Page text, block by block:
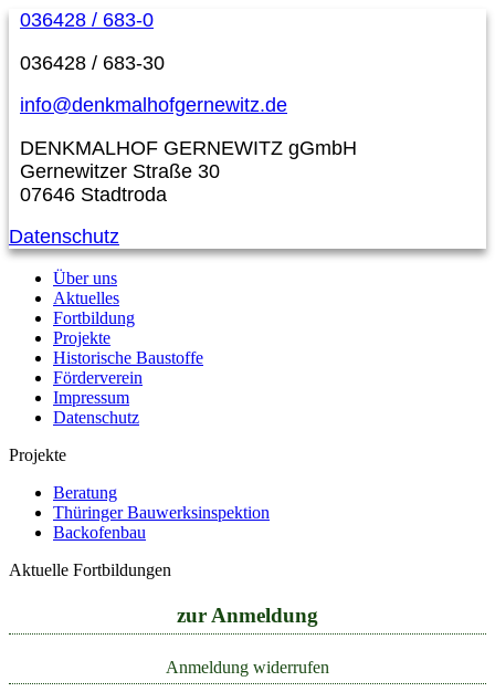
036428 / 683-0
036428 / 683-30
info@denkmalhofgernewitz.de
DENKMALHOF GERNEWITZ gGmbH
Gernewitzer Straße 30
07646 Stadtroda
Datenschutz
Über uns
Aktuelles
Fortbildung
Projekte
Historische Baustoffe
Förderverein
Impressum
Datenschutz
Projekte
Beratung
Thüringer Bauwerksinspektion
Backofenbau
Aktuelle Fortbildungen
zur Anmeldung
Anmeldung widerrufen